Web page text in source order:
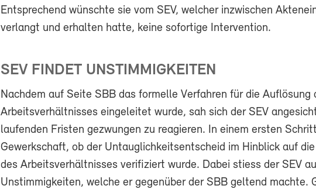
Entsprechend wünschte sie vom SEV, welcher inzwischen
verlangt und erhalten hatte, keine sofortige Intervention.
SEV FINDET UNSTIMMIGKEITEN
Nachdem auf Seite SBB das formelle Verfahren für die Auflösung
Arbeitsverhältnisses eingeleitet wurde, sah sich der SEV
laufenden Fristen gezwungen zu reagieren. In einem ersten
Gewerkschaft, ob der Untauglichkeitsentscheid im Hinblick auf
des Arbeitsverhältnisses verifiziert wurde. Dabei stiess der SEV
Unstimmigkeiten, welche er gegenüber der SBB geltend machte.